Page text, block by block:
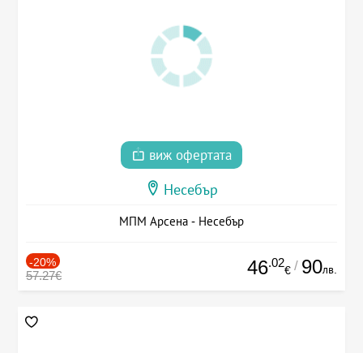
виж офертата
Несебър
МПМ Арсена - Несебър
-20%
57.27€ 46.02
€ / 90лв.